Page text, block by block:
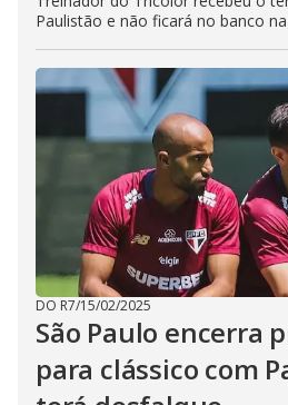
Paulistão e não ficará no banco
DO R7/15/02/2025
São Paulo encerra
para clássico com